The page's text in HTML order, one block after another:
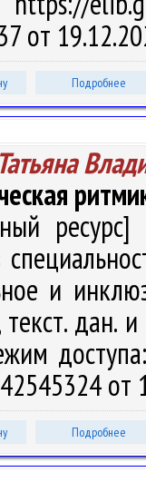
от
Подробнее
и
текст. дан.
от
Подробнее